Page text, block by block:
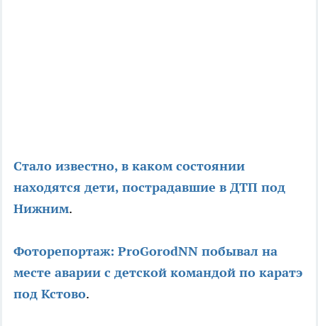
Стало известно, в каком состоянии
находятся дети, пострадавшие в ДТП под
Нижним.
Фоторепортаж: ProGorodNN побывал на
месте аварии с детской командой по каратэ
под Кстово.